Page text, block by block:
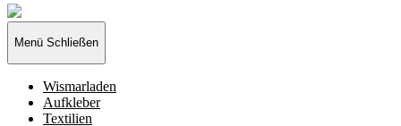
Wismarladen
-
deine
Produzentengemeinschaft
Menü Schließen
Wismarladen
Aufkleber
Textilien